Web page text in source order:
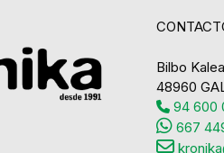
Bilbo
48960
94 600
667